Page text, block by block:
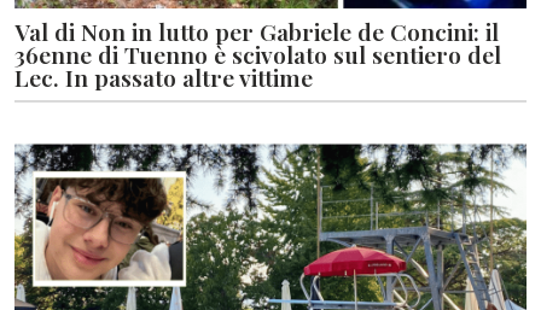
Val di Non in lutto per Gabriele de Concini: il
36enne di Tuenno è scivolato sul sentiero del
Lec. In passato altre vittime